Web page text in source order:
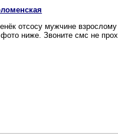
отсосу мужчине
ниже. Звоните смс не